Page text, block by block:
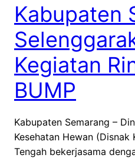
Kabupaten
Kegiatan
BUMP
Kabupaten Semarang –
Kesehatan Hewan (Disnak
Tengah bekerjasama